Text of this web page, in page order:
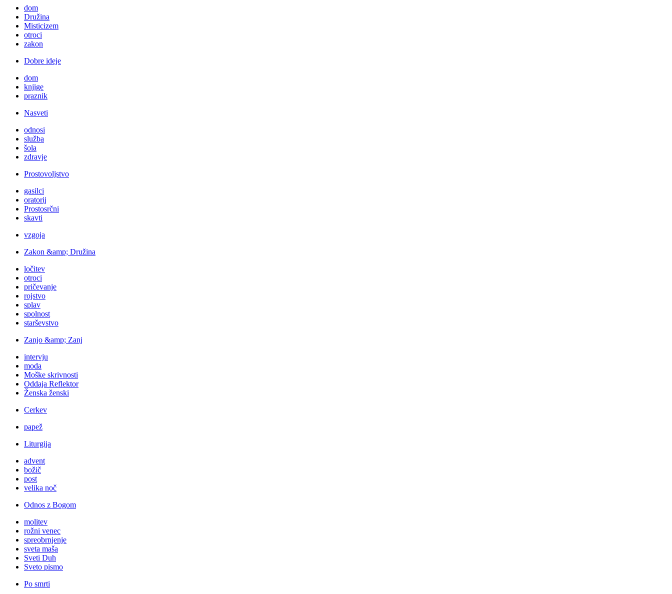
dom
Družina
Misticizem
otroci
zakon
Dobre ideje
dom
knjige
praznik
Nasveti
odnosi
služba
šola
zdravje
Prostovoljstvo
gasilci
oratorij
Prostosrčni
skavti
vzgoja
Zakon &amp; Družina
ločitev
otroci
pričevanje
rojstvo
splav
spolnost
starševstvo
Zanjo &amp; Zanj
intervju
moda
Moške skrivnosti
Oddaja Reflektor
Ženska ženski
Cerkev
papež
Liturgija
advent
božič
post
velika noč
Odnos z Bogom
molitev
rožni venec
spreobrnjenje
sveta maša
Sveti Duh
Sveto pismo
Po smrti